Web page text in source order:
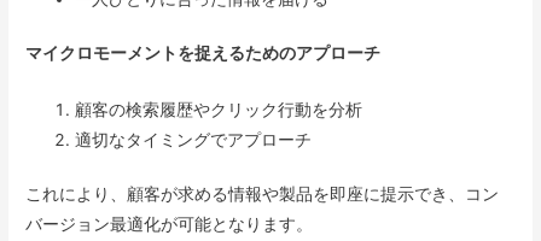
マイクロモーメントを捉えるためのアプローチ
顧客の検索履歴やクリック行動を分析
適切なタイミングでアプローチ
これにより、顧客が求める情報や製品を即座に提示でき、コン
バージョン最適化が可能となります。